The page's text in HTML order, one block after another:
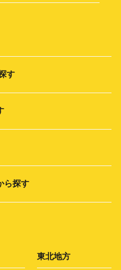
す
ら探す
東北地方